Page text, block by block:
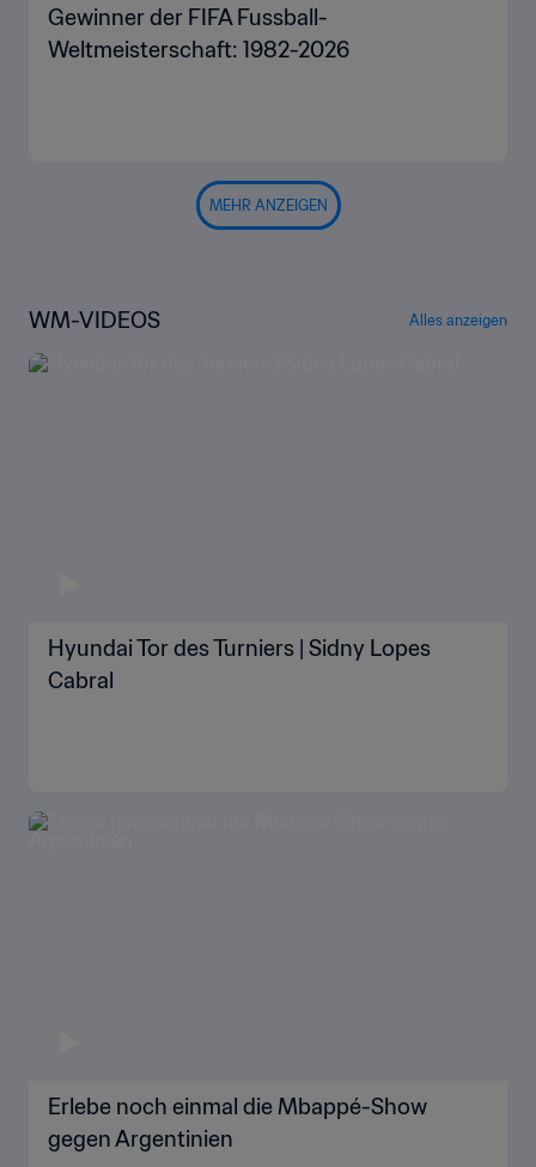
Gewinner der FIFA Fussball-
Weltmeisterschaft: 1982-2026
MEHR ANZEIGEN
WM-VIDEOS Alles anzeigen
Hyundai Tor des Turniers | Sidny Lopes
Cabral
Erlebe noch einmal die Mbappé-Show
gegen Argentinien